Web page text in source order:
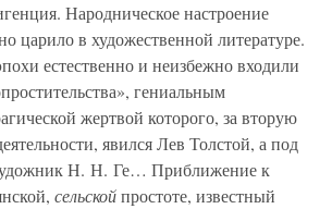
Народническое настроение
царило в художественной литературе.
естественно и неизбежно входили
гениальным
жертвой которого, за вторую
явился Лев Толстой, а под
Н. Н. Ге… Приближение к
сельскойпростоте, известный